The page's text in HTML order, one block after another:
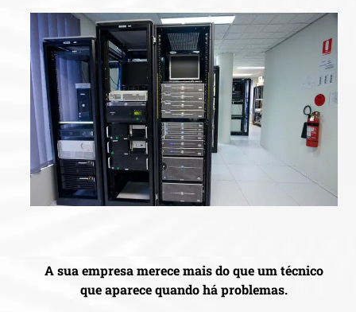
A sua empresa merece mais do que um técnico
que aparece quando há problemas.